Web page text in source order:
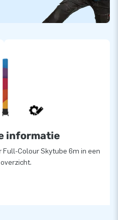
informatie
Colour Skytube 6m in een